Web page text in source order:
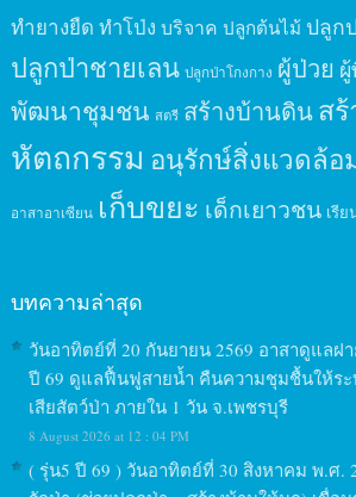
ทำยางยืด ทำโป่ง บริจาค ปลูกต้นไม้ ปลูก
ปลูกป่าชายเลน ปลูกป่าโกงกาง ผู้ป่วย
พัฒนาชุมชน สตรี สร้างบ้านดินสร้
หัตถกรรม อนุรักษ์สิ่งแวดล้อ
อาสาอาเซียน เก็บขยะ เด็กเยาวชน เรี
บทความล่าสุด
วันอาทิตย์ที่ 20 กันยายน 2569 อาสาดูแลฝา
ปี 69 ดูแลฟื้นฟูสายน้ำ คืนความชุมชื้นให้ร
เสียสัตว์ป่า ภายใน 1 วัน จ.เพชรบุรี
8 August 2026 at 12 : 04 PM
( รุ่น5 ปี 69 ) วันอาทิตย์ที่ 30 สิงหาคม พ.ศ.